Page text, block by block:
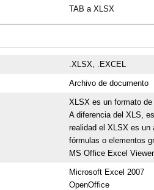
TAB a XLSX
.XLSX, .EXCEL
Archivo de documento
XLSX es un formato
A diferencia del XLS,
realidad el XLSX es un
fórmulas o elementos
MS Office Excel
Microsoft Excel 2007
OpenOffice